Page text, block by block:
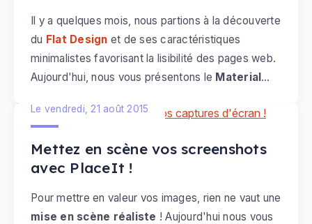
Il y a quelques mois, nous partions à la découverte
du Flat Design et de ses caractéristiques
minimalistes favorisant la lisibilité des pages web.
Aujourd'hui, nous vous présentons le Material
Google, de plus en plus plébiscité par les
près et qui pourrait prochainement débarquer sur
e-monsite !
Mettez en scène vos screenshots
avec PlaceIt !
Le vendredi, 21 août 2015
Pour mettre en valeur vos images, rien ne vaut une
mise en scène réaliste ! Aujourd'hui nous vous